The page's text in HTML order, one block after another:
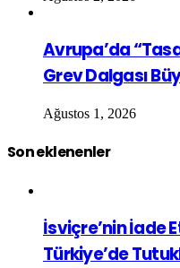
Avrupa’da
Grev Dalgası
Ağustos 1, 2026
Son eklenenler
İsviçre’nin İade
Türkiye’de